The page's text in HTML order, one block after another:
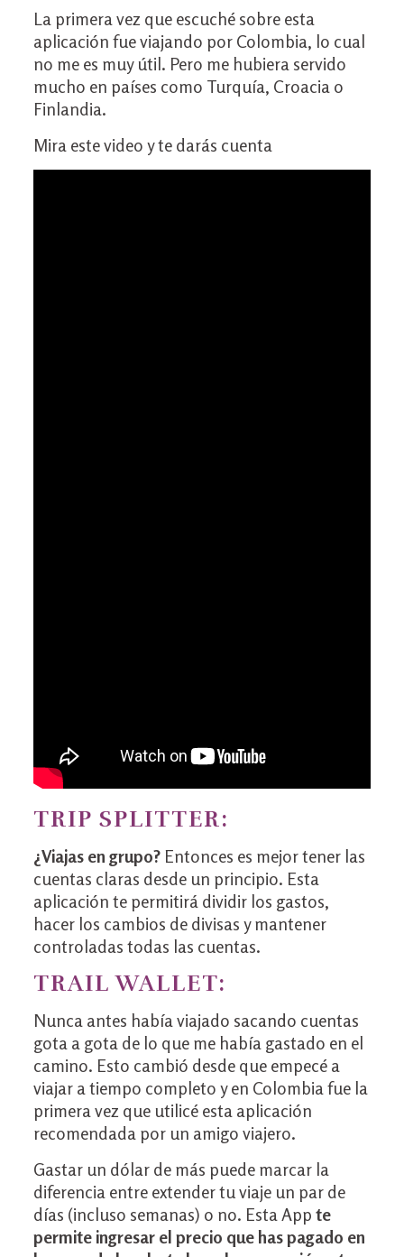
La primera vez que escuché sobre esta
aplicación fue viajando por Colombia, lo cual
no me es muy útil. Pero me hubiera servido
mucho en países como Turquía, Croacia o
Finlandia.
Mira este video y te darás cuenta
TRIP SPLITTER:
¿Viajas en grupo? Entonces es mejor tener las
cuentas claras desde un principio. Esta
aplicación te permitirá dividir los gastos,
hacer los cambios de divisas y mantener
controladas todas las cuentas.
TRAIL WALLET:
Nunca antes había viajado sacando cuentas
gota a gota de lo que me había gastado en el
camino. Esto cambió desde que empecé a
viajar a tiempo completo y en Colombia fue la
primera vez que utilicé esta aplicación
recomendada por un amigo viajero.
Gastar un dólar de más puede marcar la
diferencia entre extender tu viaje un par de
días (incluso semanas) o no. Esta App te
permite ingresar el precio que has pagado en